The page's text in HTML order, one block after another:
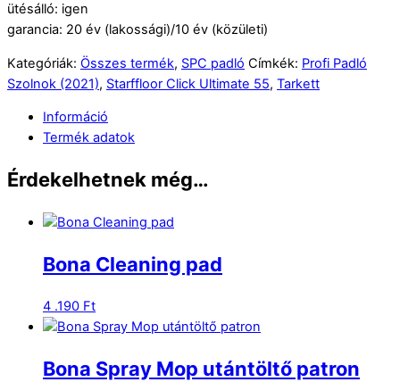
ütésálló: igen
garancia: 20 év (lakossági)/10 év (közületi)
Kategóriák: Összes termék, SPC padló Címkék: Profi Padló
Szolnok (2021), Starffloor Click Ultimate 55, Tarkett
Információ
Termék adatok
Érdekelhetnek még…
Bona Cleaning pad
4 .190 Ft
Bona Spray Mop utántöltő patron